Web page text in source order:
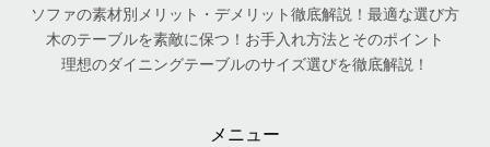
ソファの素材別メリット・デメリット徹底解説！最適な選び方
木のテーブルを素敵に保つ！お手入れ方法とそのポイント
理想のダイニングテーブルのサイズ選びを徹底解説！
メニュー